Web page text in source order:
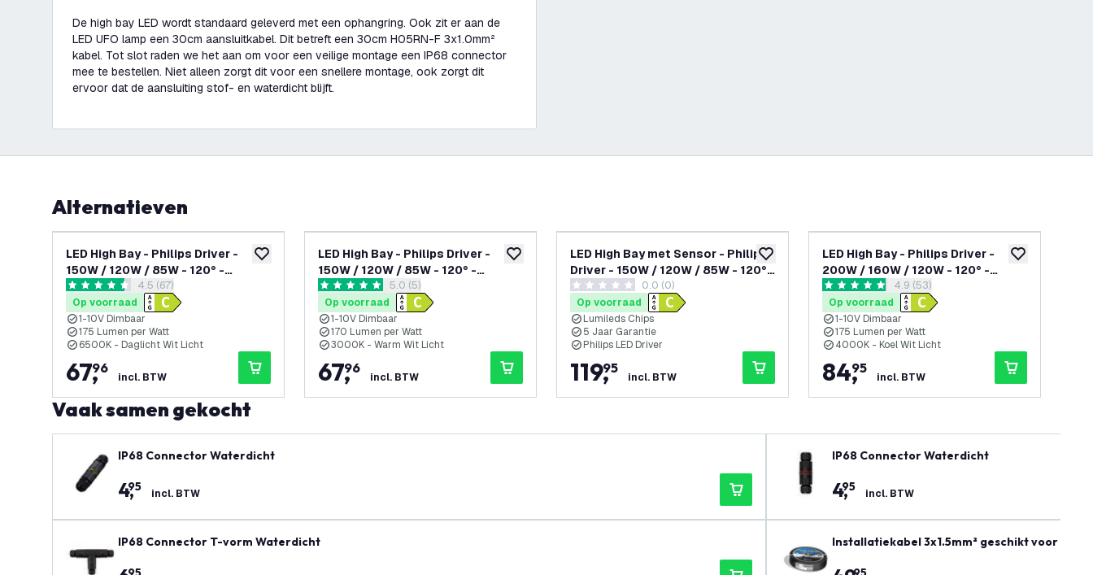
De high bay LED wordt standaard geleverd met een ophangring. Ook zit er aan de
LED UFO lamp een 30cm aansluitkabel. Dit betreft een 30cm H05RN-F 3x1.0mm²
kabel. Tot slot raden we het aan om voor een veilige montage een IP68 connector
mee te bestellen. Niet alleen zorgt dit voor een snellere montage, ook zorgt dit
ervoor dat de aansluiting stof- en waterdicht blijft.
Alternatieven
toevoegen aan verlanglijst
LED High Bay - Philips Driver -
150W / 120W / 85W - 120° -
175lm/W - 6500K - IP65 - Dimbaar
- 5 jaar garantie
reviews drawer openen
4.5 score sterren4.5 (67)
Op voorraad
1-10V Dimbaar
175 Lumen per Watt
6500K - Daglicht Wit Licht
67,
96
incl. BTW
toevoegen aan verlanglijst
LED High Bay - Philips Driver -
150W / 120W / 85W - 120° -
170lm/W - 3000K - IP65 - Dimbaar
- 5 jaar garantie
reviews drawer openen
5 score sterren5.0 (5)
Op voorraad
1-10V Dimbaar
170 Lumen per Watt
3000K - Warm Wit Licht
67,
96
incl. BTW
toevoegen aan verlanglijst
LED High Bay met Sensor - Philips
Driver - 150W / 120W / 85W - 120° -
175lm/W - 4000K - IP65 - Dimbaar
- 5 jaar garantie
0 score sterren0.0 (0)
Op voorraad
Lumileds Chips
5 Jaar Garantie
Philips LED Driver
119,
95
incl. BTW
toevoegen
LED High Bay - Philips Driver -
200W / 160W / 120W - 120° -
175lm/W - 4000K - IP65 - Dimbaar
- 5 jaar garantie
reviews drawer openen
4.9 score sterren4.9 (53)
Op voorraad
1-10V Dimbaar
175 Lumen per Watt
4000K - Koel Wit Licht
84,
95
incl. BTW
Vaak samen gekocht
IP68 Connector Waterdicht
4,
95 incl. BTW
IP68 Connector T-vorm Waterdicht
IP68 Connector Waterdicht
4,
95 incl. BTW
Installatiekabel 3x1.5mm² geschikt voor